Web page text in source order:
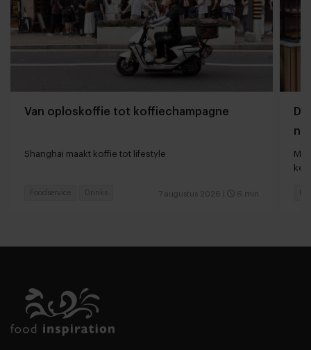
Van oploskoffie tot koffiechampagne
Shanghai maakt koffie tot lifestyle
7 augustus 2026 6 min
Foodservice Drinks